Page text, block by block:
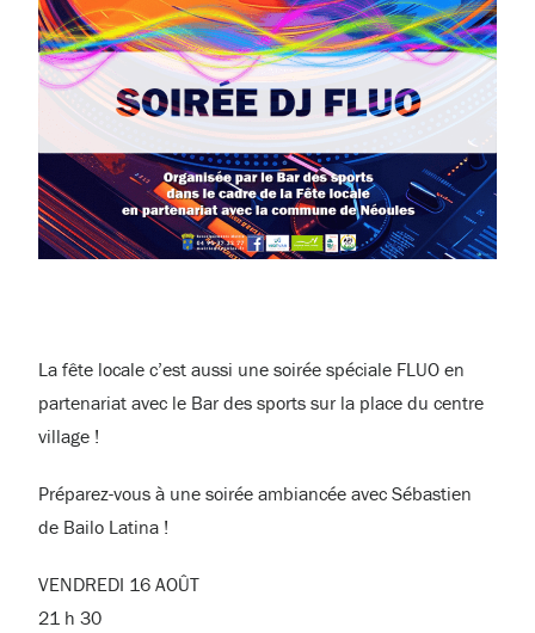
La fête locale c’est aussi une soirée spéciale FLUO en
partenariat avec le Bar des sports sur la place du centre
village !
Préparez-vous à une soirée ambiancée avec Sébastien
de Bailo Latina !
VENDREDI 16 AOÛT
21 h 30